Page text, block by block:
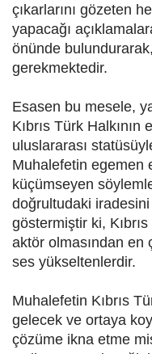
çıkarlarını gözeten
yapacağı
önünde
gerekmektedir.
Esasen bu mesele,
Kıbrıs Türk
uluslararası
Muhalefetin egemen
küçümseyen
doğrultudaki
göstermiştir ki,
aktör olmasından en
ses yükseltenlerdir.
Muhalefetin Kıbrıs
gelecek ve ortaya
çözüme ikna etme